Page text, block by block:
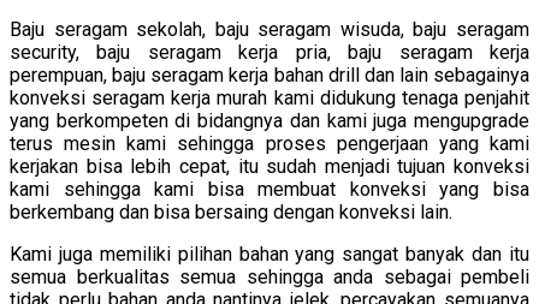
Baju seragam sekolah, baju seragam wisuda, baju seragam
security, baju seragam kerja pria, baju seragam kerja
perempuan, baju seragam kerja bahan drill dan lain sebagainya
konveksi seragam kerja murah kami didukung tenaga penjahit
yang berkompeten di bidangnya dan kami juga mengupgrade
terus mesin kami sehingga proses pengerjaan yang kami
kerjakan bisa lebih cepat, itu sudah menjadi tujuan konveksi
kami sehingga kami bisa membuat konveksi yang bisa
berkembang dan bisa bersaing dengan konveksi lain.
Kami juga memiliki pilihan bahan yang sangat banyak dan itu
semua berkualitas semua sehingga anda sebagai pembeli